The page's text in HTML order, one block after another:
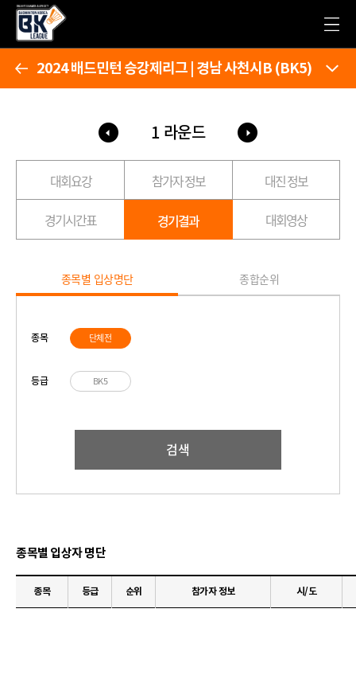
2024 배드민턴 승강제리그 | 경남 사천시B (BK5)
1 라운드
대회요강 참가자 정보 대진 정보
경기시간표 경기결과 대회영상
종목별 입상명단 종합순위
종목 단체전
등급 BK5
검색
종목별 입상자 명단
종목 등급 순위 참가자 정보 시/도